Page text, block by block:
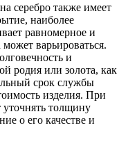
серебро также имеет
наиболее
равномерное и
варьироваться.
и
родия или золота, как
срок службы
изделия. При
толщину
о его качестве и